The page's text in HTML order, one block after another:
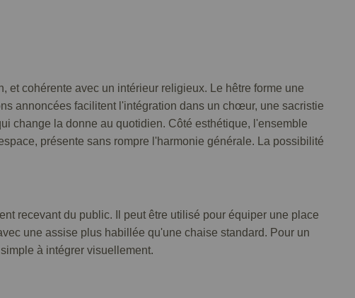
cohérente avec un intérieur religieux. Le hêtre forme une
annoncées facilitent l'intégration dans un chœur, une sacristie
change la donne au quotidien. Côté esthétique, l'ensemble
présente sans rompre l'harmonie générale. La possibilité
recevant du public. Il peut être utilisé pour équiper une place
une assise plus habillée qu'une chaise standard. Pour un
à intégrer visuellement.